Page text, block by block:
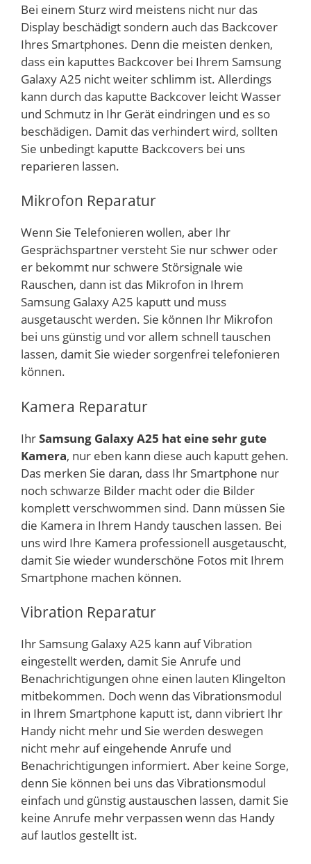
Bei einem Sturz wird meistens nicht nur das
Display beschädigt sondern auch das Backcover
Ihres Smartphones. Denn die meisten denken,
dass ein kaputtes Backcover bei Ihrem Samsung
Galaxy A25 nicht weiter schlimm ist. Allerdings
kann durch das kaputte Backcover leicht Wasser
und Schmutz in Ihr Gerät eindringen und es so
beschädigen. Damit das verhindert wird, sollten
Sie unbedingt kaputte Backcovers bei uns
reparieren lassen.
Mikrofon Reparatur
Wenn Sie Telefonieren wollen, aber Ihr
Gesprächspartner versteht Sie nur schwer oder
er bekommt nur schwere Störsignale wie
Rauschen, dann ist das Mikrofon in Ihrem
Samsung Galaxy A25 kaputt und muss
ausgetauscht werden. Sie können Ihr Mikrofon
bei uns günstig und vor allem schnell tauschen
lassen, damit Sie wieder sorgenfrei telefonieren
können.
Kamera Reparatur
IhrSamsung Galaxy A25 hat eine sehr gute
Kamera, nur eben kann diese auch kaputt gehen.
Das merken Sie daran, dass Ihr Smartphone nur
noch schwarze Bilder macht oder die Bilder
komplett verschwommen sind. Dann müssen Sie
die Kamera in Ihrem Handy tauschen lassen. Bei
uns wird Ihre Kamera professionell ausgetauscht,
damit Sie wieder wunderschöne Fotos mit Ihrem
Smartphone machen können.
Vibration Reparatur
Ihr Samsung Galaxy A25 kann auf Vibration
eingestellt werden, damit Sie Anrufe und
Benachrichtigungen ohne einen lauten Klingelton
mitbekommen. Doch wenn das Vibrationsmodul
in Ihrem Smartphone kaputt ist, dann vibriert Ihr
Handy nicht mehr und Sie werden deswegen
nicht mehr auf eingehende Anrufe und
Benachrichtigungen informiert. Aber keine Sorge,
denn Sie können bei uns das Vibrationsmodul
einfach und günstig austauschen lassen, damit Sie
keine Anrufe mehr verpassen wenn das Handy
auf lautlos gestellt ist.